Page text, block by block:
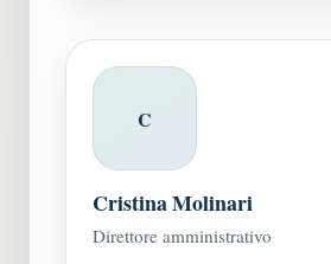
C
Cristina Molinari
Direttore amministrativo